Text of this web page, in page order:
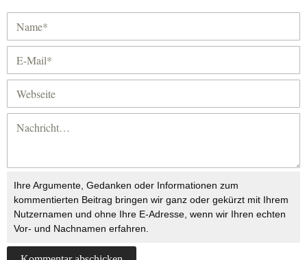
Ihre Argumente, Gedanken oder Informationen zum
kommentierten Beitrag bringen wir ganz oder gekürzt mit Ihrem
Nutzernamen und ohne Ihre E-Adresse, wenn wir Ihren echten
Vor- und Nachnamen erfahren.